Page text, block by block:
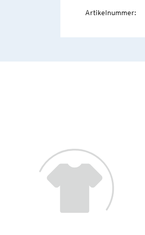
Artikelnummer: